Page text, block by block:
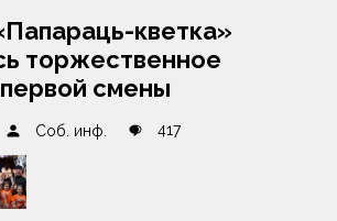
кветка»
торжественное
смены
Соб. инф. 417